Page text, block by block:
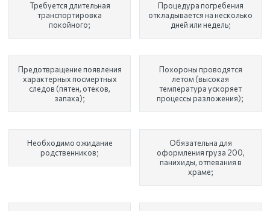
Требуется длительная
транспортировка
покойного;
Процедура погребения
откладывается на несколько
дней или недель;
Предотвращение появления
характерных посмертных
следов (пятен, отеков,
запаха);
Похороны проводятся
летом (высокая
температура ускоряет
процессы разложения);
Необходимо ожидание
родственников;
Обязательна для
оформления груза 200,
панихиды, отпевания в
храме;